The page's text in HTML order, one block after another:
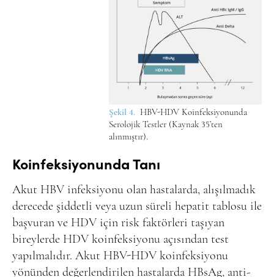
Şekil 4. HBV-HDV Koinfeksiyonunda
Serolojik Testler (Kaynak 35’ten
alınmıştır).
Koinfeksiyonunda Tanı
Akut HBV infeksiyonu olan hastalarda, alışılmadık
derecede şiddetli veya uzun süreli hepatit tablosu ile
başvuran ve HDV için risk faktörleri taşıyan
bireylerde HDV koinfeksiyonu açısından test
yapılmalıdır. Akut HBV-HDV koinfeksiyonu
yönünden değerlendirilen hastalarda HBsAg, anti-